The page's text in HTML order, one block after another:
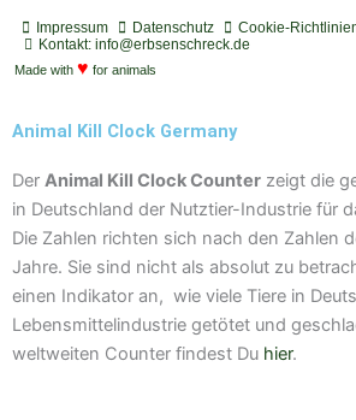
t
i
f
c
a
s
t
a
g
a
m
t
u
t
Impressum Datenschutz
Cookie-
Kontakt: info@erbsenschreck.de
Made with ♥ for animals
Animal Kill Clock Germany
Der Animal Kill Clock Counter zeigt die
in Deutschland der Nutztier-Industrie für
Die Zahlen richten sich nach den Zahlen
Jahre. Sie sind nicht als absolut zu
einen Indikator an, wie viele Tiere in
Lebensmittelindustrie getötet und
weltweiten Counter findest Du hier.